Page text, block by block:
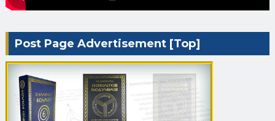
Post Page Advertisement [Top]